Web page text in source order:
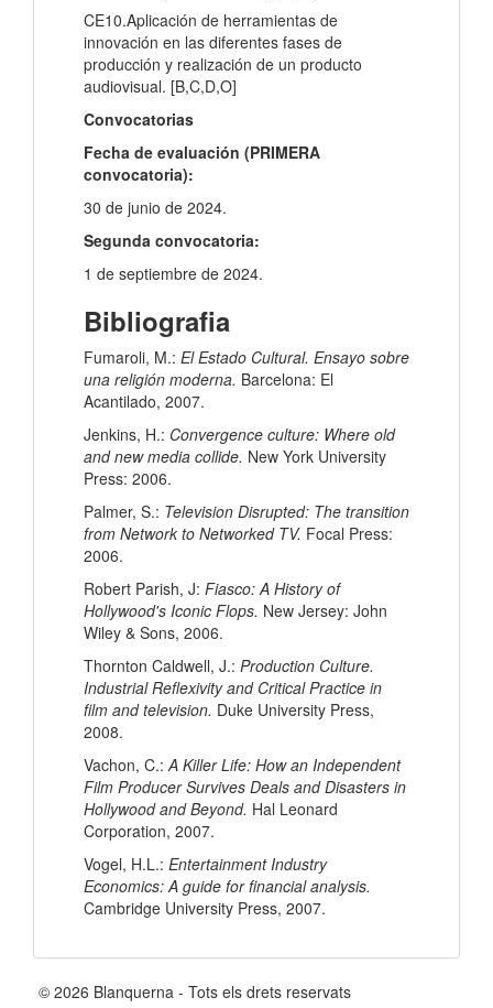
CE10.Aplicación de herramientas de
innovación en las diferentes fases de
producción y realización de un producto
audiovisual. [B,C,D,O]
Convocatorias
Fecha de evaluación (PRIMERA
convocatoria):
30 de junio de 2024.
Segunda convocatoria:
1 de septiembre de 2024.
Bibliografia
Fumaroli, M.: El Estado Cultural. Ensayo sobre
una religión moderna. Barcelona: El
Acantilado, 2007.
Jenkins, H.: Convergence culture: Where old
and new media collide. New York University
Press: 2006.
Palmer, S.: Television Disrupted: The transition
from Network to Networked TV. Focal Press:
2006.
Robert Parish, J: Fiasco: A History of
Hollywood's Iconic Flops. New Jersey: John
Wiley & Sons, 2006.
Thornton Caldwell, J.: Production Culture.
Industrial Reflexivity and Critical Practice in
film and television. Duke University Press,
2008.
Vachon, C.:A Killer Life: How an Independent
Film Producer Survives Deals and Disasters in
Hollywood and Beyond. Hal Leonard
Corporation, 2007.
Vogel, H.L.: Entertainment Industry
Economics: A guide for financial analysis.
Cambridge University Press, 2007.
© 2026 Blanquerna - Tots els drets reservats